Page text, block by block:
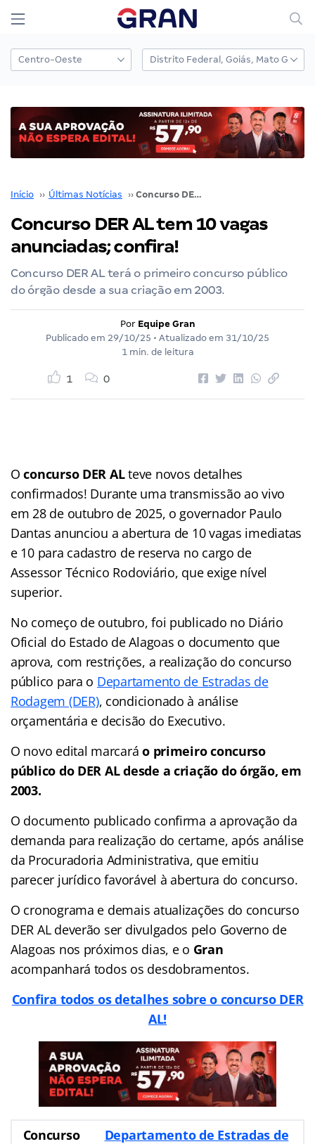
Início ›› Últimas Notícias ›› Concurso DER AL tem 10 vagas anunciadas; confira!
Concurso DER AL tem 10 vagas
anunciadas; confira!
Concurso DER AL terá o primeiro concurso público
do órgão desde a sua criação em 2003.
Por Equipe Gran
Publicado em 29/10/25 • Atualizado em 31/10/25
1 min. de leitura
1 0
Oconcurso DER ALteve novos detalhes
confirmados! Durante uma transmissão ao vivo
em 28 de outubro de 2025, o governador Paulo
Dantas anunciou a abertura de 10 vagas imediatas
e 10 para cadastro de reserva no cargo de
Assessor Técnico Rodoviário, que exige nível
superior.
No começo de outubro, foi publicado no Diário
Oficial do Estado de Alagoas o documento que
aprova, com restrições, a realização do concurso
público para o Departamento de Estradas de
Rodagem (DER), condicionado à análise
orçamentária e decisão do Executivo.
O novo edital marcaráo primeiro concurso
público do DER AL desde a criação do órgão, em
2003.
O documento publicado confirma a aprovação da
demanda para realização do certame, após análise
da Procuradoria Administrativa, que emitiu
parecer jurídico favorável à abertura do concurso.
O cronograma e demais atualizações do concurso
DER AL deverão ser divulgados pelo Governo de
Alagoas nos próximos dias, e o Gran
acompanhará todos os desdobramentos.
Confira todos os detalhes sobre o concurso DER
AL!
Concurso
Departamento de Estradas de